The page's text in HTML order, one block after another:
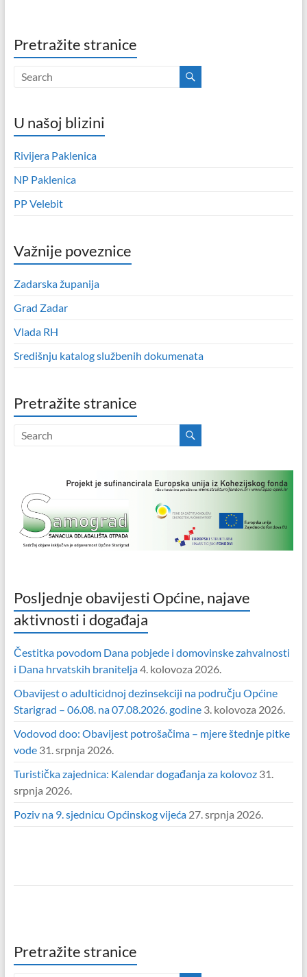
Pretražite stranice
U našoj blizini
Rivijera Paklenica
NP Paklenica
PP Velebit
Važnije poveznice
Zadarska županija
Grad Zadar
Vlada RH
Središnju katalog službenih dokumenata
Pretražite stranice
Posljednje obavijesti Općine, najave
aktivnosti i događaja
Čestitka povodom Dana pobjede i domovinske zahvalnosti
i Dana hrvatskih branitelja4. kolovoza 2026.
Obavijest o adulticidnoj dezinsekciji na području Općine
Starigrad – 06.08. na 07.08.2026. godine 3. kolovoza 2026.
Vodovod doo: Obavijest potrošačima – mjere štednje pitke
vode 31. srpnja 2026.
Turistička zajednica: Kalendar događanja za kolovoz 31.
srpnja 2026.
Poziv na 9. sjednicu Općinskog vijeća 27. srpnja 2026.
Pretražite stranice